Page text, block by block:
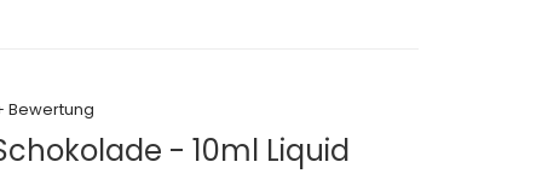
Bewertung
- 10ml Liquid